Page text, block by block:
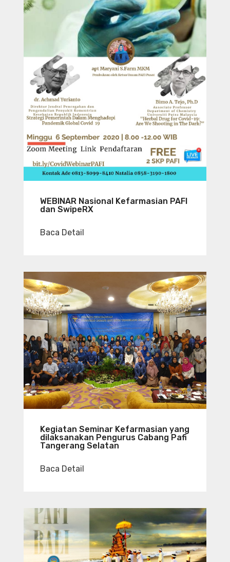
WEBINAR Nasional Kefarmasian PAFI
dan SwipeRX
Baca Detail
Kegiatan Seminar Kefarmasian yang
dilaksanakan Pengurus Cabang Pafi
Tangerang Selatan
Baca Detail